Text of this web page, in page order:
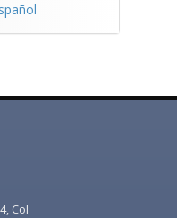
Col